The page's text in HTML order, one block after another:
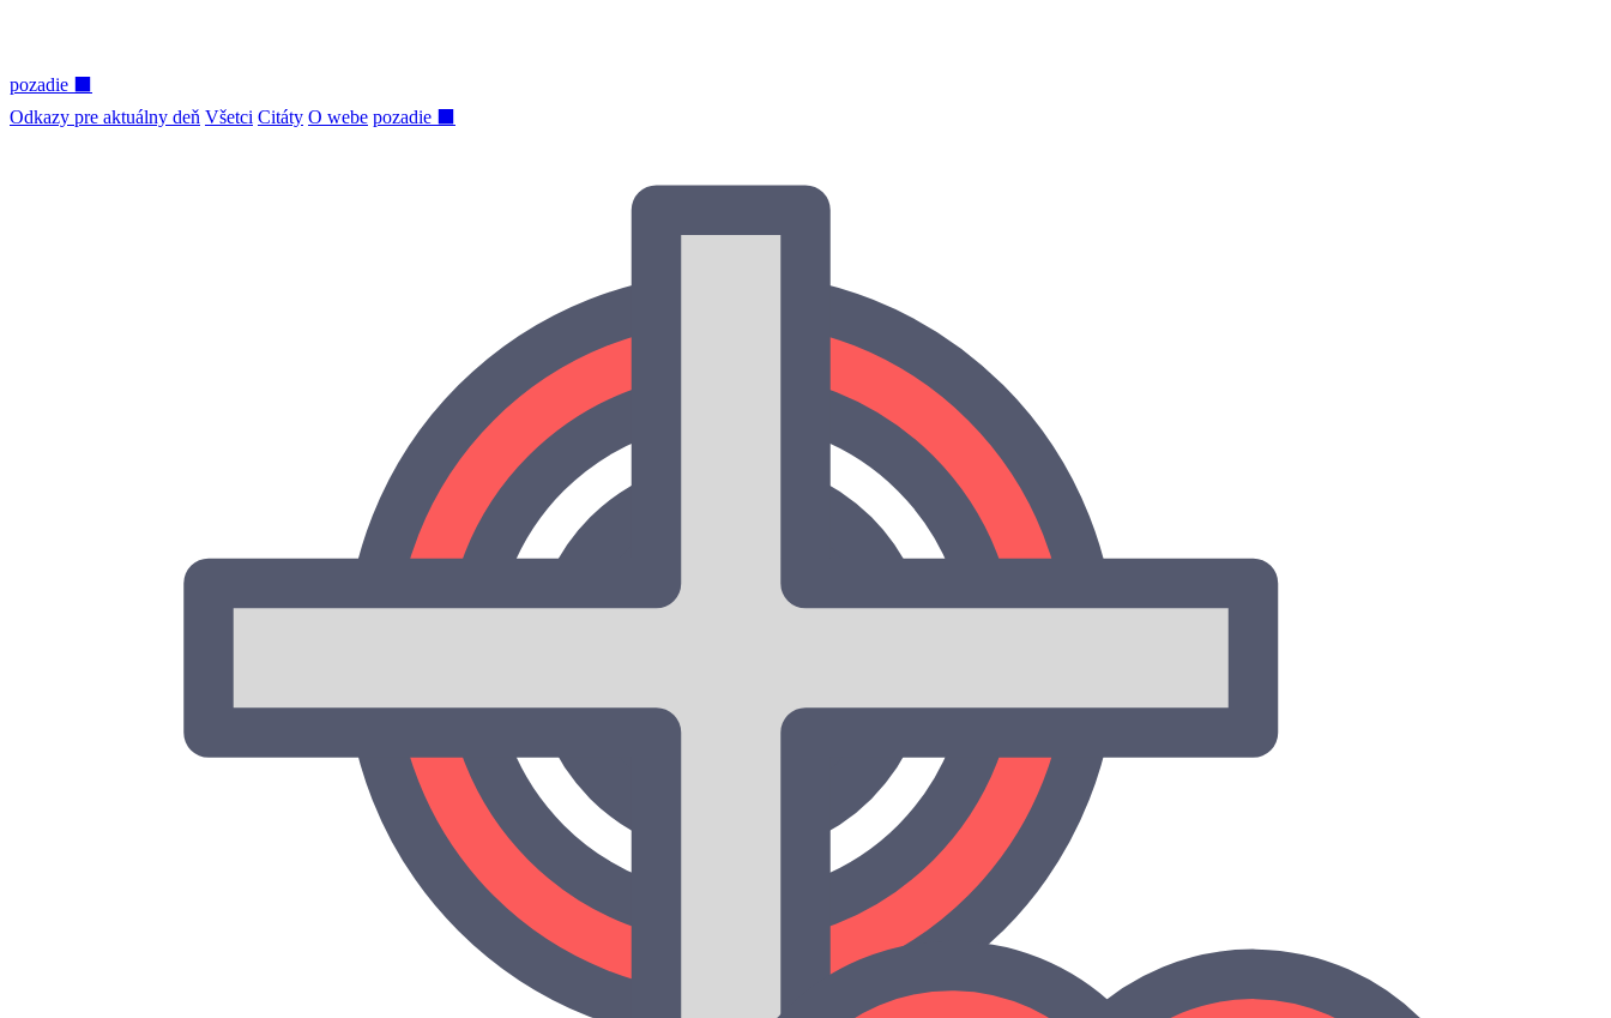
pozadie ⬛
Odkazy pre aktuálny deň Všetci Citáty O webe pozadie ⬛